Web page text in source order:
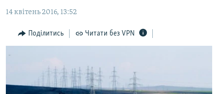
основної
Перейти
до
пошуку
БЛОГИ
ПОГЛЯД
ВСЕ ЗА ДЕНЬ
СПЕЦПРОЕКТИ
14 квітень 2016, 13:52
Поділитись Читати без VPN